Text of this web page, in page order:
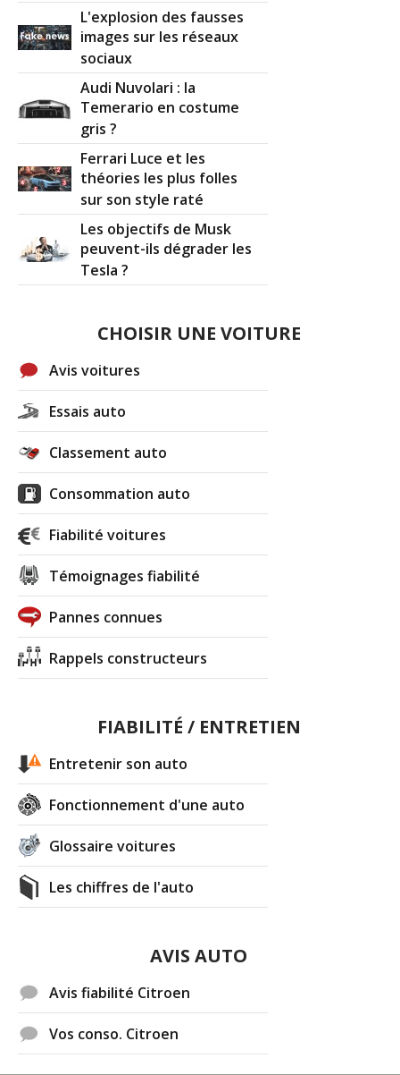
L'explosion des fausses
images sur les réseaux
sociaux
Audi Nuvolari : la
Temerario en costume
gris ?
Ferrari Luce et les
théories les plus folles
sur son style raté
Les objectifs de Musk
peuvent-ils dégrader les
Tesla ?
CHOISIR UNE VOITURE
Avis voitures
Essais auto
Classement auto
Consommation auto
Fiabilité voitures
Témoignages fiabilité
Pannes connues
Rappels constructeurs
FIABILITÉ / ENTRETIEN
Entretenir son auto
Fonctionnement d'une auto
Glossaire voitures
Les chiffres de l'auto
AVIS AUTO
Avis fiabilité Citroen
Vos conso. Citroen